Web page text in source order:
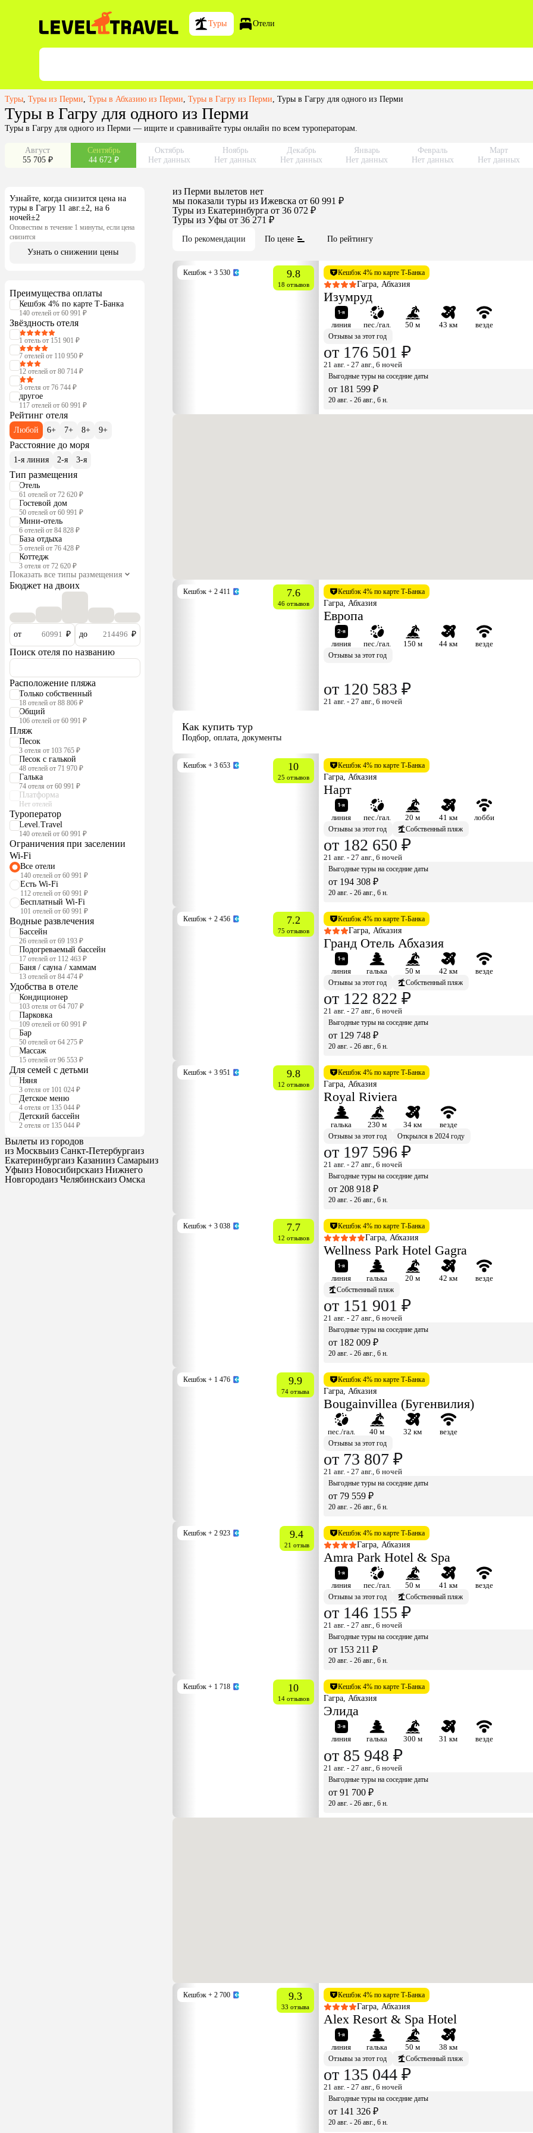
Туры Отели
Туры Туры из Перми Туры в Абхазию из Перми Туры в Гагру из Перми Туры в Гагру для одного из Перми
Туры в Гагру для одного из Перми
Туры в Гагру для одного из Перми — ищите и сравнивайте туры онлайн по всем туроператорам.
Август
55 705 ₽
Сентябрь
44 672 ₽
Октябрь
Нет данных
Ноябрь
Нет данных
Декабрь
Нет данных
Январь
Нет данных
Февраль
Нет данных
Март
Нет данных
Узнайте, когда снизится цена на
туры в Гагру 11 авг.±2, на 6
ночей±2
Оповестим в течение 1 минуты, если цена
снизится
Узнать о снижении цены
Преимущества оплаты
Кешбэк 4% по карте Т-Банка
140 отелей от 60 991 ₽
Звёздность отеля
1 отель от 151 901 ₽
7 отелей от 110 950 ₽
12 отелей от 80 714 ₽
3 отеля от 76 744 ₽
другое
117 отелей от 60 991 ₽
Рейтинг отеля
Любой 6+ 7+ 8+ 9+
Расстояние до моря
1-я линия 2-я 3-я
Тип размещения
Отель
61 отелей от 72 620 ₽
Гостевой дом
50 отелей от 60 991 ₽
Мини-отель
6 отелей от 84 828 ₽
База отдыха
5 отелей от 76 428 ₽
Коттедж
3 отеля от 72 620 ₽
Показать все типы размещения
Бюджет на двоих
от ₽ до ₽
Поиск отеля по названию
Расположение пляжа
Только собственный
18 отелей от 88 806 ₽
Общий
106 отелей от 60 991 ₽
Пляж
Песок
3 отеля от 103 765 ₽
Песок с галькой
48 отелей от 71 970 ₽
Галька
74 отеля от 60 991 ₽
Платформа
Нет отелей
Туроператор
Level.Travel
140 отелей от 60 991 ₽
Ограничения при заселении
Wi-Fi
Все отели
140 отелей от 60 991 ₽
Есть Wi-Fi
112 отелей от 60 991 ₽
Бесплатный Wi-Fi
101 отелей от 60 991 ₽
Водные развлечения
Бассейн
26 отелей от 69 193 ₽
Подогреваемый бассейн
17 отелей от 112 463 ₽
Баня / сауна / хаммам
13 отелей от 84 474 ₽
Удобства в отеле
Кондиционер
103 отеля от 64 707 ₽
Парковка
109 отелей от 60 991 ₽
Бар
50 отелей от 64 275 ₽
Массаж
15 отелей от 96 553 ₽
Для семей с детьми
Няня
3 отеля от 101 024 ₽
Детское меню
4 отеля от 135 044 ₽
Детский бассейн
2 отеля от 135 044 ₽
Вылеты из городов
из Москвыиз Санкт-Петербургаиз
Екатеринбургаиз Казанииз Самарыиз
Уфыиз Новосибирскаиз Нижнего
Новгородаиз Челябинскаиз Омска
из Перми вылетов нет
мы показали турыиз Ижевска от 60 991 ₽
Туры из Екатеринбурга от 36 072 ₽
Туры из Уфы от 36 271 ₽
По рекомендации По цене
По рейтингу
Кешбэк + 3 530 9.8
18 отзывов
Кешбэк 4% по карте Т-Банка
Гагра, Абхазия
Изумруд
линия пес./гал. 50 м 43 км
везде
Отзывы за этот год
от 176 501 ₽
21 авг. - 27 авг., 6 ночей
Выгодные туры на соседние даты
от 181 599 ₽
20 авг. - 26 авг., 6 н.
Кешбэк + 2 411 7.6
46 отзывов
Кешбэк 4% по карте Т-Банка
Гагра, Абхазия
Европа
линия пес./гал. 150 м 44 км
везде
Отзывы за этот год
от 120 583 ₽
21 авг. - 27 авг., 6 ночей
Как купить тур
Подбор, оплата, документы
Кешбэк + 3 653 10
25 отзывов
Кешбэк 4% по карте Т-Банка
Гагра, Абхазия
Нарт
линия пес./гал. 20 м 41 км
лобби
Отзывы за этот год
Собственный пляж
от 182 650 ₽
21 авг. - 27 авг., 6 ночей
Выгодные туры на соседние даты
от 194 308 ₽
20 авг. - 26 авг., 6 н.
Кешбэк + 2 456 7.2
75 отзывов
Кешбэк 4% по карте Т-Банка
Гагра, Абхазия
Гранд Отель Абхазия
линия галька 50 м 42 км
везде
Отзывы за этот год
Собственный пляж
от 122 822 ₽
21 авг. - 27 авг., 6 ночей
Выгодные туры на соседние даты
от 129 748 ₽
20 авг. - 26 авг., 6 н.
Кешбэк + 3 951 9.8
12 отзывов
Кешбэк 4% по карте Т-Банка
Гагра, Абхазия
Royal Riviera
галька 230 м 34 км
везде
Отзывы за этот год
Открылся в 2024 году
от 197 596 ₽
21 авг. - 27 авг., 6 ночей
Выгодные туры на соседние даты
от 208 918 ₽
20 авг. - 26 авг., 6 н.
Кешбэк + 3 038 7.7
12 отзывов
Кешбэк 4% по карте Т-Банка
Гагра, Абхазия
Wellness Park Hotel Gagra
линия галька 20 м 42 км
везде
Собственный пляж
от 151 901 ₽
21 авг. - 27 авг., 6 ночей
Выгодные туры на соседние даты
от 182 009 ₽
20 авг. - 26 авг., 6 н.
Кешбэк + 1 476 9.9
74 отзыва
Кешбэк 4% по карте Т-Банка
Гагра, Абхазия
Bougainvillea (Бугенвилия)
пес./гал. 40 м 32 км
везде
Отзывы за этот год
от 73 807 ₽
21 авг. - 27 авг., 6 ночей
Выгодные туры на соседние даты
от 79 559 ₽
20 авг. - 26 авг., 6 н.
Кешбэк + 2 923 9.4
21 отзыв
Кешбэк 4% по карте Т-Банка
Гагра, Абхазия
Amra Park Hotel & Spa
линия пес./гал. 50 м 41 км
везде
Отзывы за этот год
Собственный пляж
от 146 155 ₽
21 авг. - 27 авг., 6 ночей
Выгодные туры на соседние даты
от 153 211 ₽
20 авг. - 26 авг., 6 н.
Кешбэк + 1 718 10
14 отзывов
Кешбэк 4% по карте Т-Банка
Гагра, Абхазия
Элида
линия галька 300 м 31 км везде
от 85 948 ₽
21 авг. - 27 авг., 6 ночей
Выгодные туры на соседние даты
от 91 700 ₽
20 авг. - 26 авг., 6 н.
Кешбэк + 2 700 9.3
33 отзыва
Кешбэк 4% по карте Т-Банка
Гагра, Абхазия
Alex Resort & Spa Hotel
линия галька 50 м
38 км
Отзывы за этот год
Собственный пляж
от 135 044 ₽
21 авг. - 27 авг., 6 ночей
Выгодные туры на соседние даты
от 141 326 ₽
20 авг. - 26 авг., 6 н.